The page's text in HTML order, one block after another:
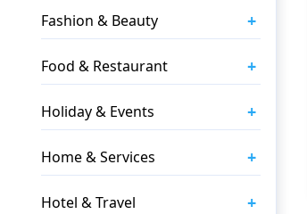
Fashion & Beauty +
Food & Restaurant +
Holiday & Events +
Home & Services +
Hotel & Travel +